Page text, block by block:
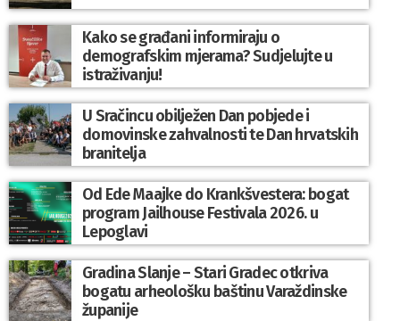
Kako se građani informiraju o
demografskim mjerama? Sudjelujte u
istraživanju!
U Sračincu obilježen Dan pobjede i
domovinske zahvalnosti te Dan hrvatskih
branitelja
Od Ede Maajke do Krankšvestera: bogat
program Jailhouse Festivala 2026. u
Lepoglavi
Gradina Slanje – Stari Gradec otkriva
bogatu arheološku baštinu Varaždinske
županije